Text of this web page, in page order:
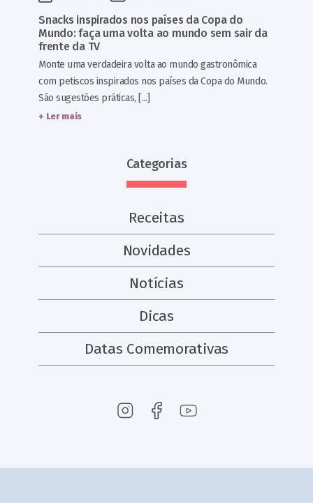
Snacks inspirados nos países da Copa do
Mundo: faça uma volta ao mundo sem sair da
frente da TV
Monte uma verdadeira volta ao mundo gastronômica
com petiscos inspirados nos países da Copa do Mundo.
São sugestões práticas, [...]
+ Ler mais
Categorias
Receitas
Novidades
Notícias
Dicas
Datas Comemorativas